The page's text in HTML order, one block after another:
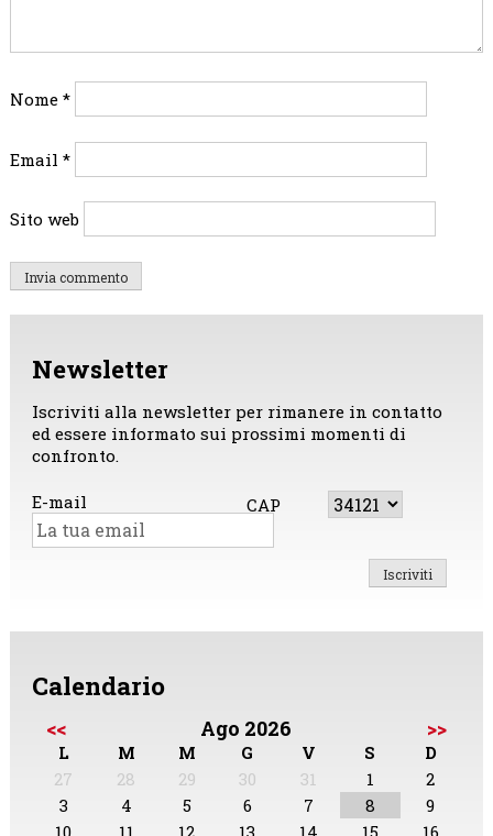
Nome *
Email *
Sito web
Newsletter
Iscriviti alla newsletter per rimanere in contatto
ed essere informato sui prossimi momenti di
confronto.
E-mail CAP
Calendario
<< Ago 2026 >>
L M M G V S
D
27
28 29 30 31 1
2
3
4 5 6 7 8
9
10
11 12 13 14 15 16